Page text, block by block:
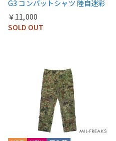
G3 コンバットシャツ 陸自迷彩
￥11,000
SOLD OUT